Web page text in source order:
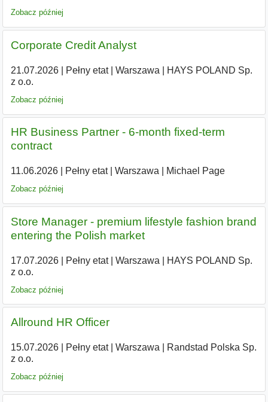
Zobacz później
Corporate Credit Analyst
21.07.2026| Pełny etat| Warszawa
HAYS POLAND Sp.
z o.o.
Zobacz później
HR Business Partner - 6-month fixed-term
contract
11.06.2026| Pełny etat| Warszawa Michael Page
Zobacz później
Store Manager - premium lifestyle fashion brand
entering the Polish market
17.07.2026| Pełny etat| Warszawa
HAYS POLAND Sp.
z o.o.
Zobacz później
Allround HR Officer
15.07.2026| Pełny etat| Warszawa
Randstad Polska Sp.
z o.o.
Zobacz później